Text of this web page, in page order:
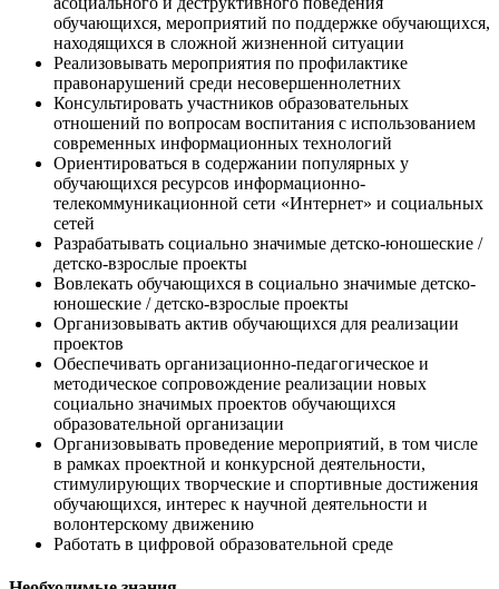
обучающихся, мероприятий по поддержке обучающихся,
находящихся в сложной жизненной ситуации
Реализовывать мероприятия по профилактике
правонарушений среди несовершеннолетних
Консультировать участников образовательных
отношений по вопросам воспитания с использованием
современных информационных технологий
Ориентироваться в содержании популярных у
обучающихся ресурсов информационно-
телекоммуникационной сети «Интернет» и социальных
сетей
Разрабатывать социально значимые детско-юношеские /
детско-взрослые проекты
Вовлекать обучающихся в социально значимые детско-
юношеские / детско-взрослые проекты
Организовывать актив обучающихся для реализации
проектов
Обеспечивать организационно-педагогическое и
методическое сопровождение реализации новых
социально значимых проектов обучающихся
образовательной организации
Организовывать проведение мероприятий, в том числе
в рамках проектной и конкурсной деятельности,
стимулирующих творческие и спортивные достижения
обучающихся, интерес к научной деятельности и
волонтерскому движению
Работать в цифровой образовательной среде